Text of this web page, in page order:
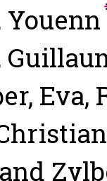
Youenn
Eva,
and